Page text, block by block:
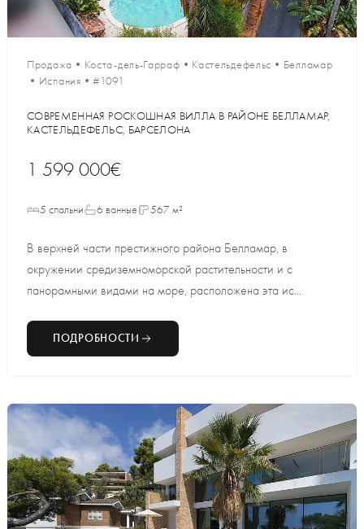
Продажа • Коста-дель-Гарраф • Кастельдефельс • Белламар
• Испания •#1091
СОВРЕМЕННАЯ РОСКОШНАЯ ВИЛЛА В РАЙОНЕ БЕЛЛАМАР,
КАСТЕЛЬДЕФЕЛЬС, БАРСЕЛОНА
1 599 000€
5 спальни 6 ванные 567 м²
В верхней части престижного района Белламар, в
окружении средиземноморской растительности и с
панорамными видами на море, расположена эта ис...
ПОДРОБНОСТИ